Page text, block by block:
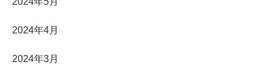
2024年4月
2024年3月